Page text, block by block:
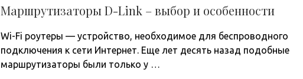
Маршрутизаторы D-Link – выбор и особенности
Wi-Fi роутеры — устройство, необходимое для беспроводного
подключения к сети Интернет. Еще лет десять назад подобные
маршрутизаторы были только у …